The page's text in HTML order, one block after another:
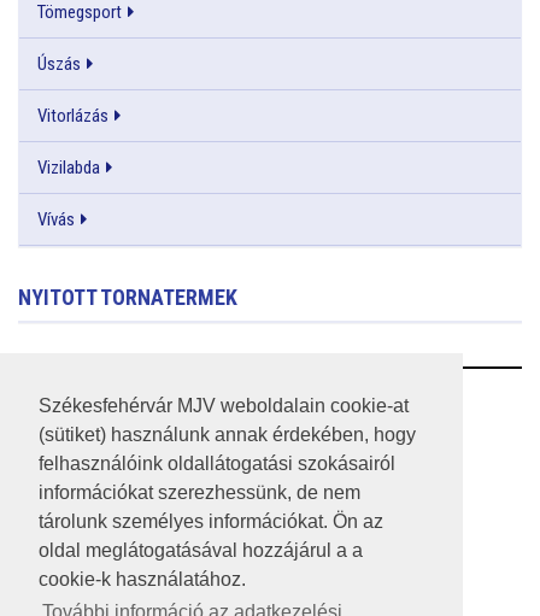
Székesfehérvár MJV weboldalain cookie-at
(sütiket) használunk annak érdekében, hogy
felhasználóink oldallátogatási szokásairól
információkat szerezhessünk, de nem
tárolunk személyes információkat. Ön az
oldal meglátogatásával hozzájárul a a
cookie-k használatához.
Tömegsport
Úszás
Vitorlázás
Vizilabda
Vívás
NYITOTT TORNATERMEK
RSS
A HONLAP 2017.03.31-I ÁLLAPOTA
JOGI NYILATKOZAT
IMPRESSZUM